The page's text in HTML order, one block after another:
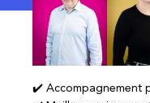
✔️ Accompagnement